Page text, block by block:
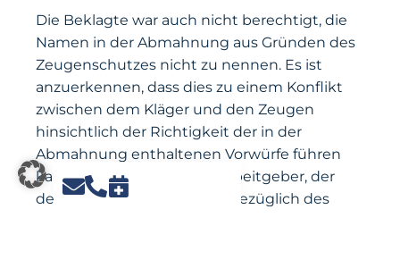
Die Beklagte war auch nicht berechtigt, die
Namen in der Abmahnung aus Gründen des
Zeugenschutzes nicht zu nennen. Es ist
anzuerkennen, dass dies zu einem Konflikt
zwischen dem Kläger und den Zeugen
hinsichtlich der Richtigkeit der in der
Abmahnung enthaltenen Vorwürfe führen
kann. Dennoch muss ein Arbeitgeber, der
den Aussagen der Zeugen bezüglich des